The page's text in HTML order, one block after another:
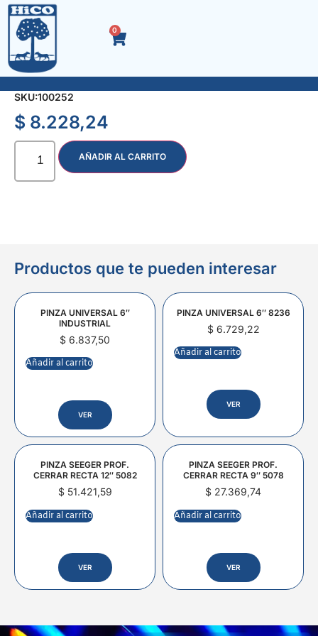
0
LLAVE AJUSTABLE 8″ FOSFATIZADA
SKU:100252
$ 8.228,24
AÑADIR AL CARRITO
Productos que te pueden interesar
PINZA UNIVERSAL 6″
INDUSTRIAL
$ 6.837,50
Añadir al carrito
VER
PINZA UNIVERSAL 6″ 8236
$6.729,22
Añadir al carrito
VER
PINZA SEEGER PROF.
CERRAR RECTA 12″ 5082
$51.421,59
Añadir al carrito
VER
PINZA SEEGER PROF.
CERRAR RECTA 9″ 5078
$ 27.369,74
Añadir al carrito
VER